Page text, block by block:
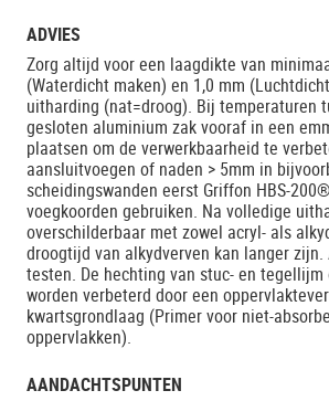
ADVIES
Zorg altijd voor een laagdikte van
(Waterdicht maken) en 1,0 mm
uitharding (nat=droog). Bij temperaturen
gesloten aluminium zak vooraf in een
plaatsen om de verwerkbaarheid te
aansluitvoegen of naden > 5mm in
scheidingswanden eerst Griffon HBS-
voegkoorden gebruiken. Na volledige
overschilderbaar met zowel acryl- als
droogtijd van alkydverven kan langer
testen. De hechting van stuc- en tegellijm
worden verbeterd door een
kwartsgrondlaag (Primer voor niet-
oppervlakken).
AANDACHTSPUNTEN